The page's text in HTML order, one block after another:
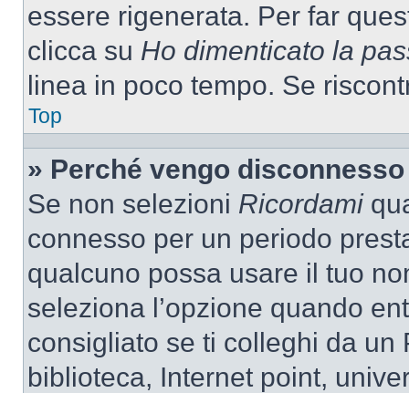
essere rigenerata. Per far
clicca su Ho dimenticato la
linea in poco tempo. Se
Top
» Perché vengo
Se non selezioni Ricordami
connesso per un periodo
qualcuno possa usare il tuo
seleziona l’opzione quando
consigliato se ti colleghi da un
biblioteca, Internet point,